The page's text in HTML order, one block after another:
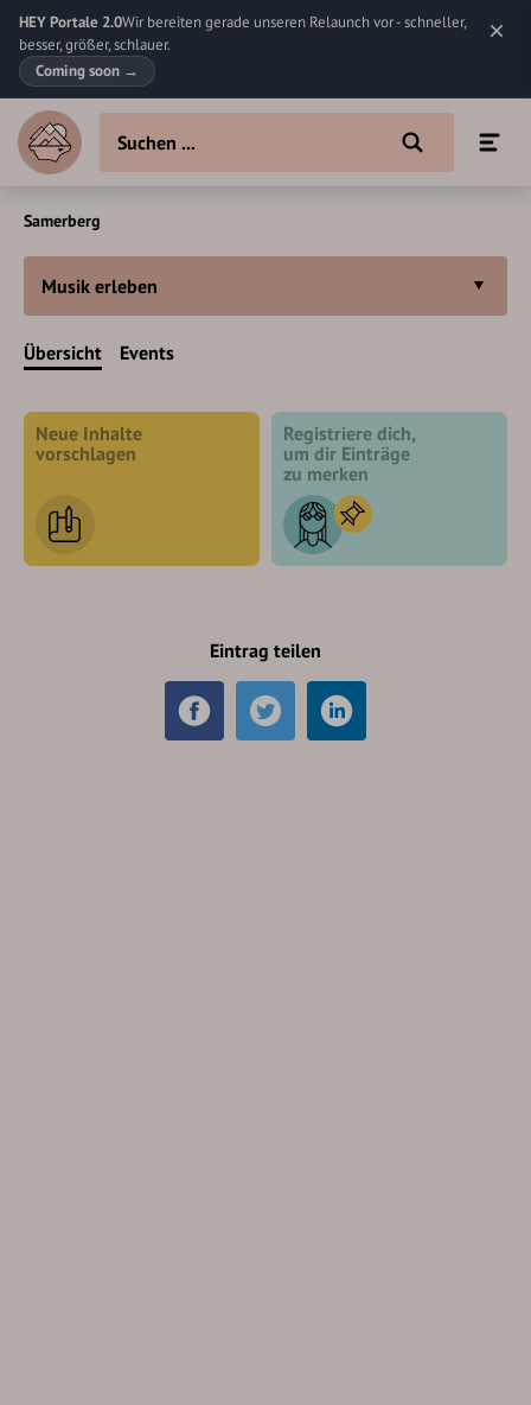
HEY Portale 2.0Wir bereiten gerade unseren Relaunch vor - schneller,
besser, größer, schlauer.
Coming soon →
Samerberg
Musik erleben
Übersicht Events
Neue Inhalte
vorschlagen
Registriere dich,
um dir Einträge
zu merken
Eintrag teilen